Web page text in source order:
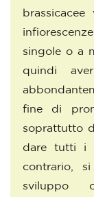
singole o a
quindi
fine di
soprattutto
dare tutti i
contrario,
sviluppo